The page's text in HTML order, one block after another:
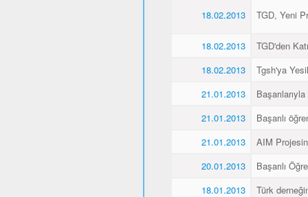
18.02.2013 TGD, Yeni
18.02.2013
TGD'den
18.02.2013
Tgsh'ya
21.01.2013
21.01.2013
Başarılı
21.01.2013
AIM
20.01.2013
Başarılı
18.01.2013
Türk